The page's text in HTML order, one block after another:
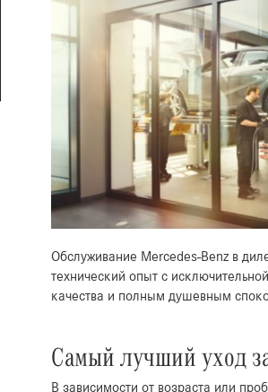
Обслуживание Mercedes-Benz в
технический опыт с
качества и полным душевным
Самый лучший уход
В зависимости от возраста или